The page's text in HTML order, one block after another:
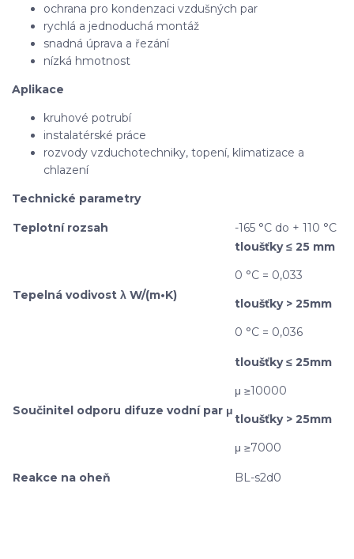
ochrana pro kondenzaci vzdušných par
rychlá a jednoduchá montáž
snadná úprava a řezání
nízká hmotnost
Aplikace
kruhové potrubí
instalatérské práce
rozvody vzduchotechniky, topení, klimatizace a
chlazení
Technické parametry
Teplotní rozsah -165 °C do + 110 °C
Tepelná vodivost λ W/(m•K)
tloušťky ≤ 25 mm
0 °C = 0,033
tloušťky > 25mm
0 °C = 0,036
Součinitel odporu difuze vodní par μ
tloušťky ≤ 25mm
μ ≥10000
tloušťky > 25mm
μ ≥7000
Reakce na oheň BL-s2d0